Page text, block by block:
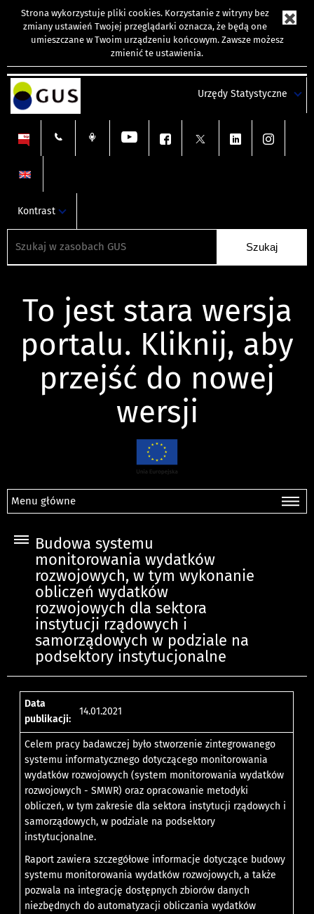
Strona wykorzystuje pliki cookies. Korzystanie z witryny bez
zmiany ustawień Twojej przeglądarki oznacza, że będą one
umieszczane w Twoim urządzeniu końcowym. Zawsze możesz
zmienić te ustawienia.
Urzędy Statystyczne
Kontrast
To jest stara wersja
portalu. Kliknij, aby
przejść do nowej
wersji
Menu główne
Budowa systemu
monitorowania wydatków
rozwojowych, w tym wykonanie
obliczeń wydatków
rozwojowych dla sektora
instytucji rządowych i
samorządowych w podziale na
podsektory instytucjonalne
Data
publikacji:
14.01.2021
Celem pracy badawczej było stworzenie zintegrowanego
systemu informatycznego dotyczącego monitorowania
wydatków rozwojowych (system monitorowania wydatków
rozwojowych - SMWR) oraz opracowanie metodyki
obliczeń, w tym zakresie dla sektora instytucji rządowych i
samorządowych, w podziale na podsektory
instytucjonalne.
Raport zawiera szczegółowe informacje dotyczące budowy
systemu monitorowania wydatków rozwojowych, a także
pozwala na integrację dostępnych zbiorów danych
niezbędnych do automatyzacji obliczania wydatków